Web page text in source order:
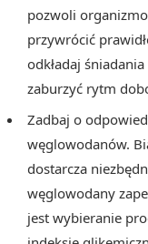
pozwoli
przywrócić
odkładaj
zaburzyć rytm
Zadbaj o
węglowodanów.
dostarcza
węglowodany
jest wybieranie